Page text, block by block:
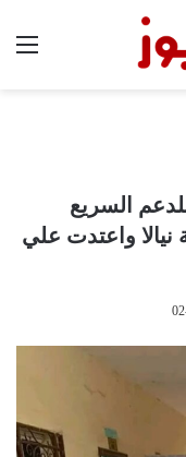
السريع
واعتدت علي